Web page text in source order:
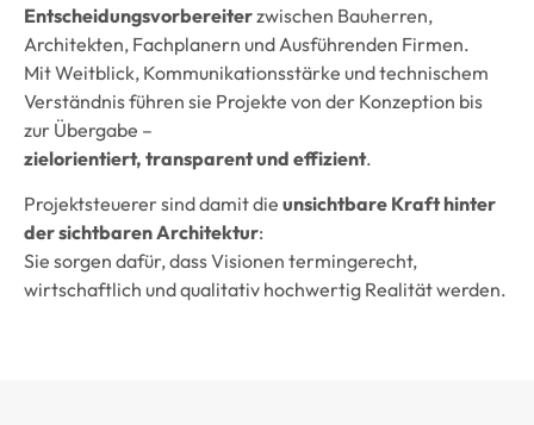
Entscheidungsvorbereiterzwischen Bauherren,
Architekten, Fachplanern und Ausführenden Firmen.
Mit Weitblick, Kommunikationsstärke und technischem
Verständnis führen sie Projekte von der Konzeption bis
zur Übergabe –
zielorientiert, transparent und effizient.
Projektsteuerer sind damit die unsichtbare Kraft hinter
der sichtbaren Architektur:
Sie sorgen dafür, dass Visionen termingerecht,
wirtschaftlich und qualitativ hochwertig Realität werden.